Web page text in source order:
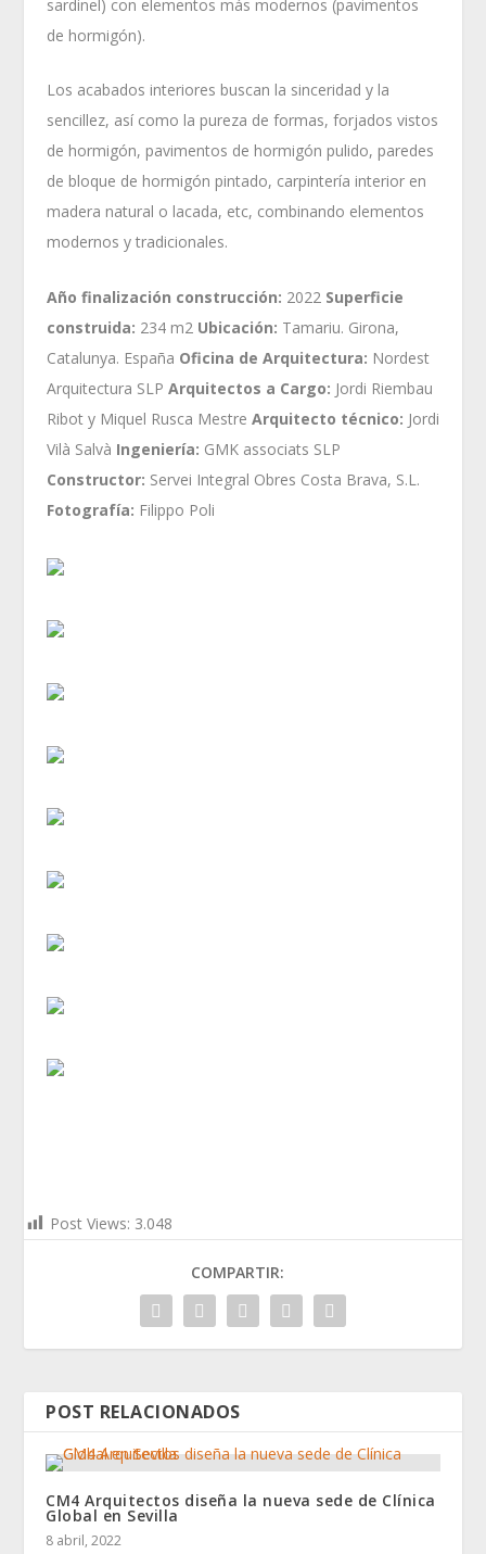
sardinel) con elementos más modernos (pavimentos
de hormigón).
Los acabados interiores buscan la sinceridad y la
sencillez, así como la pureza de formas, forjados vistos
de hormigón, pavimentos de hormigón pulido, paredes
de bloque de hormigón pintado, carpintería interior en
madera natural o lacada, etc, combinando elementos
modernos y tradicionales.
Año finalización construcción: 2022 Superficie
construida: 234 m2 Ubicación: Tamariu. Girona,
Catalunya. España Oficina de Arquitectura: Nordest
Arquitectura SLP Arquitectos a Cargo: Jordi Riembau
Ribot y Miquel Rusca Mestre Arquitecto técnico: Jordi
Vilà Salvà Ingeniería: GMK associats SLP
Constructor: Servei Integral Obres Costa Brava, S.L.
Fotografía: Filippo Poli
Post Views: 3.048
COMPARTIR:
POST RELACIONADOS
CM4 Arquitectos diseña la nueva sede de Clínica
Global en Sevilla
8 abril, 2022